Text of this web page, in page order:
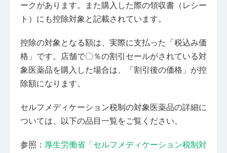
ークがあります。また購入した際の領収書（レシー
ト）にも控除対象と記載されています。
控除の対象となる額は、実際に支払った「税込み価
格」です。店舗で〇％の割引セールがされている対
象医薬品を購入した場合は、「割引後の価格」が控
除額になります。
セルフメディケーション税制の対象医薬品の詳細に
ついては、以下の品目一覧をご覧ください。
参照： 厚生労働省「セルフメディケーション税制対